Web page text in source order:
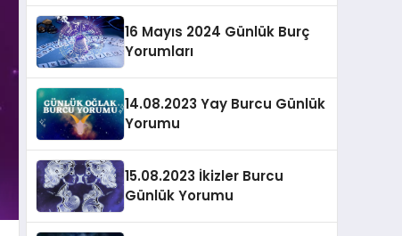
16 Mayıs 2024 Günlük Burç
Yorumları
14.08.2023 Yay Burcu Günlük
Yorumu
15.08.2023 İkizler Burcu
Günlük Yorumu